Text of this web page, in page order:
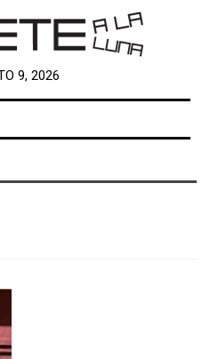
9, 2026